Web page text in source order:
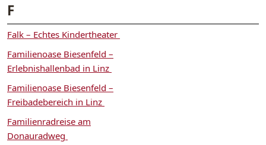
F
Falk – Echtes Kindertheater
Familienoase Biesenfeld –
Erlebnishallenbad in Linz
Familienoase Biesenfeld –
Freibadebereich in Linz
Familienradreise am
Donauradweg